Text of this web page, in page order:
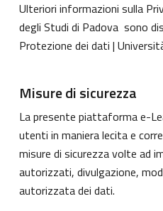
Ulteriori informazioni sulla
degli Studi di Padova sono
Protezione dei dati |
Misure di sicurezza
La presente piattaforma e-
utenti in maniera lecita e
misure di sicurezza volte ad
autorizzati, divulgazione,
autorizzata dei dati.